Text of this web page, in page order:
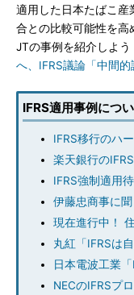
適用した日本たばこ産
合との比較可能性を高
JTの事例を紹介しよう
へ、IFRS議論「中間
IFRS適用事例につ
IFRS移行のハ
楽天銀行の
IFRS強制適用
伊藤忠商事に
現在進行中！
丸紅「IFRSは
日本電波工業
NECのIFRSプ